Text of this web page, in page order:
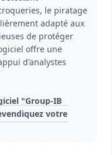
le piratage
adapté aux
de protéger
offre une
d'analystes
"Group-IB
votre